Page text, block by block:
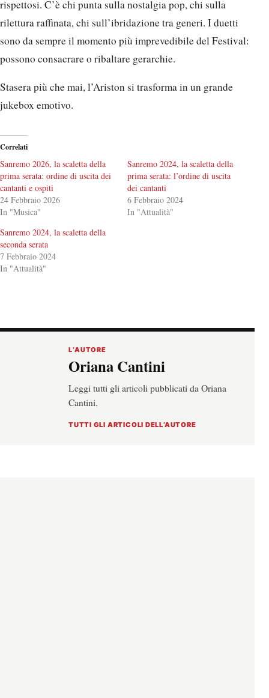
rispettosi. C’è chi punta sulla nostalgia pop, chi sulla
rilettura raffinata, chi sull’ibridazione tra generi. I duetti
sono da sempre il momento più imprevedibile del Festival:
possono consacrare o ribaltare gerarchie.
Stasera più che mai, l’Ariston si trasforma in un grande
jukebox emotivo.
Correlati
Sanremo 2026, la scaletta della
prima serata: ordine di uscita dei
cantanti e ospiti
24 Febbraio 2026
In "Musica"
Sanremo 2024, la scaletta della
prima serata: l’ordine di uscita
dei cantanti
6 Febbraio 2024
In "Attualità"
Sanremo 2024, la scaletta della
seconda serata
7 Febbraio 2024
In "Attualità"
L’AUTORE
Oriana Cantini
Leggi tutti gli articoli pubblicati da Oriana
Cantini.
TUTTI GLI ARTICOLI DELL’AUTORE